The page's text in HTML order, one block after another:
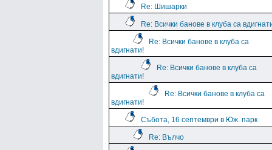
Re: Шишарки
Re: Всички банове в клуба са
Re: Всички банове в клуба са
вдигнати!
Re: Всички банове в клуба са
вдигнати!
Re: Всички банове в клуба са
вдигнати!
Събота, 16 септември в Юж. парк
Re: Вълчо